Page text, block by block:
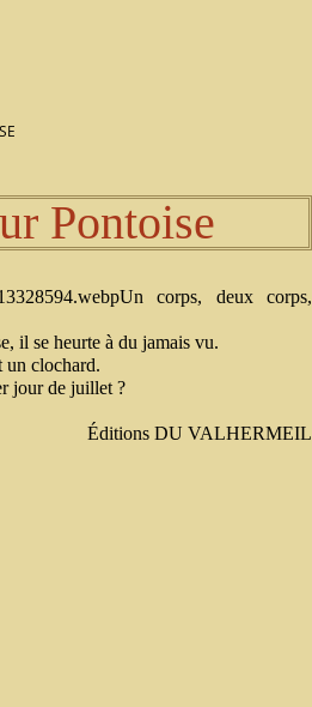
Pontoise
Un corps, deux corps,
il se heurte à du jamais vu.
un clochard.
jour de juillet ?
Éditions DU VALHERMEIL